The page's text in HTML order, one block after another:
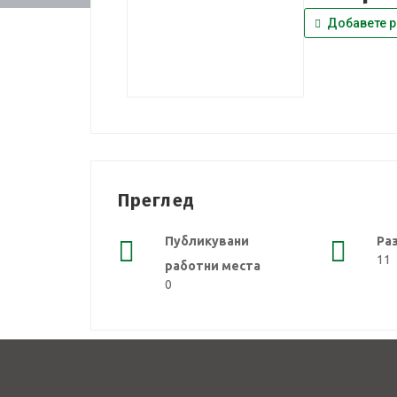
Добавете
Преглед
Публикувани
работни места
0
11